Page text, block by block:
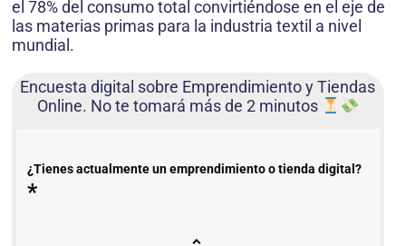
el 78% del consumo total convirtiéndose en el eje de
las materias primas para la industria textil a nivel
mundial.
Encuesta digital sobre Emprendimiento y Tiendas
Online. No te tomará más de 2 minutos
¿Tienes actualmente un emprendimiento o tienda digital?
*